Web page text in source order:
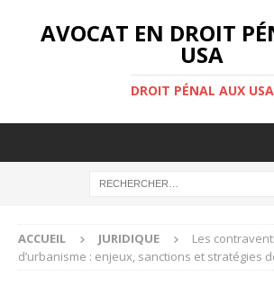
AVOCAT EN DROIT
USA
DROIT PÉNAL AUX USA
ACCUEIL JURIDIQUE
Les
d’urbanisme : enjeux, sanctions et stratégies